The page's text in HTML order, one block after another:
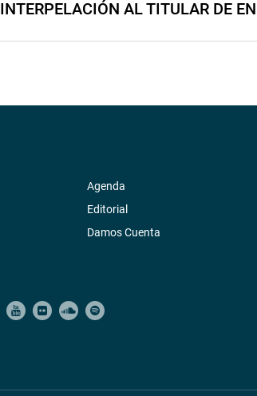
INTERPELACIÓN AL TITULAR DE
Agenda
Editorial
Damos Cuenta